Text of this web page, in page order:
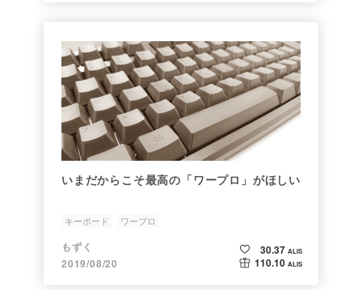
いまだからこそ最高の「ワープロ」がほしい
キーボード ワープロ
もずく
2019/08/20
30.37 ALIS
110.10 ALIS